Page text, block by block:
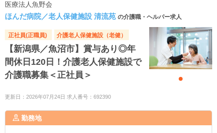
医療法人魚野会
ほんだ病院／老人保健施設 清流苑 の介護職・ヘルパー求人
正社員(正職員) 介護老人保健施設（老健）
【新潟県／魚沼市】賞与あり◎年
間休日120日！介護老人保健施設で
介護職募集＜正社員＞
更新日：2026年07月24日 求人番号：692390
勤務地